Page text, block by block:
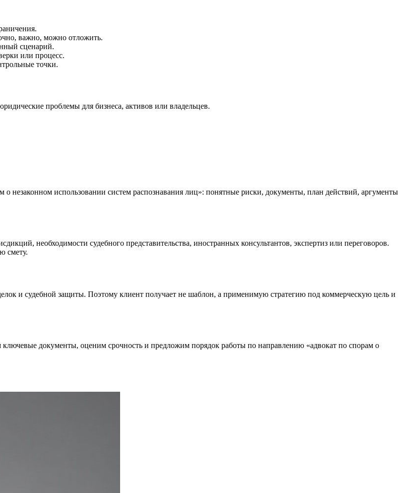
важно, можно отложить.
сценарий.
или процесс.
точки.
проблемы для бизнеса, активов или владельцев.
незаконном использовании систем распознавания лиц»: понятные риски, документы, план действий, аргументы
необходимости судебного представительства, иностранных консультантов, экспертиз или переговоров.
смету.
и судебной защиты. Поэтому клиент получает не шаблон, а применимую стратегию под коммерческую цель и
документы, оценим срочность и предложим порядок работы по направлению «адвокат по спорам о